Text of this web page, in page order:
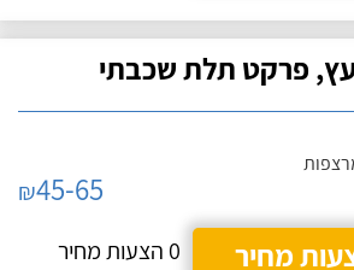
פרקט תלת שכבתי
₪45-65
מחיר
0 הצעות מחיר